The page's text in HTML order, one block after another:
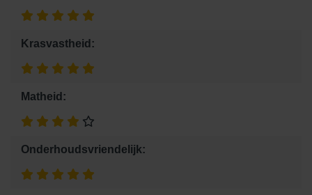
Krasvastheid:
Matheid:
Onderhoudsvriendelijk: